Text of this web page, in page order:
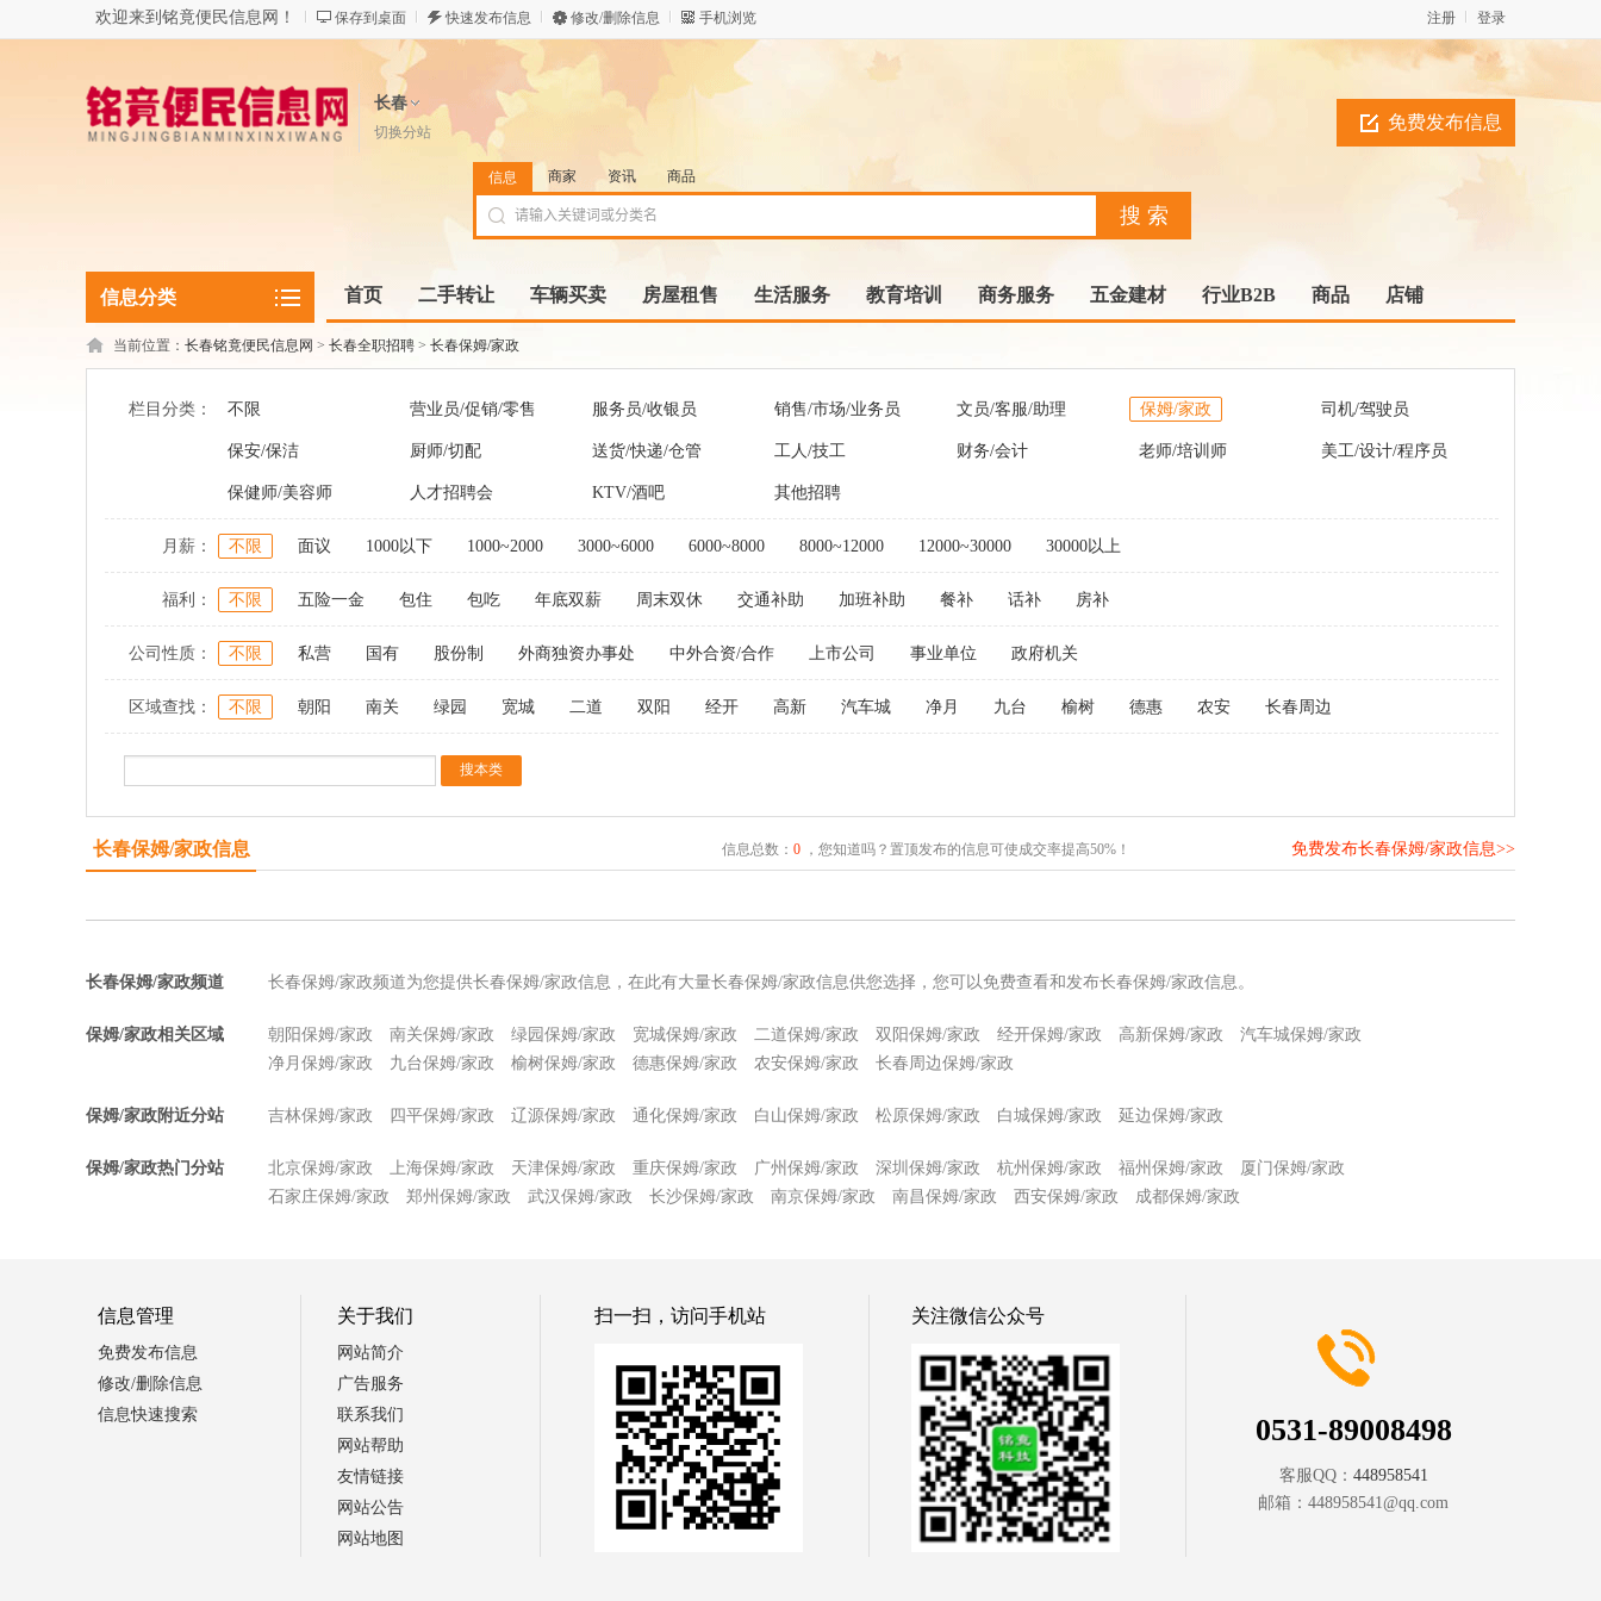
欢迎来到铭竟便民信息网！ 保存到桌面 快速发布信息 修改/删除信息 手机浏览 登录
注册
长春
切换分站 免费发布信息
信息 商家 资讯 商品
信息分类 首页 二手转让 车辆买卖 房屋租售 生活服务 教育培训 商务服务 五金建材 行业B2B 商品 店铺
当前位置： 长春铭竟便民信息网 > 长春全职招聘 > 长春保姆/家政
栏目分类： 不限 营业员/促销/零售 服务员/收银员 销售/市场/业务员 文员/客服/助理 保姆/家政 司机/驾驶员
保安/保洁 厨师/切配 送货/快递/仓管 工人/技工 财务/会计 老师/培训师 美工/设计/程序员
保健师/美容师 人才招聘会 KTV/酒吧 其他招聘
月薪： 不限 面议 1000以下 1000~2000 3000~6000 6000~8000 8000~12000 12000~30000 30000以上
福利： 不限 五险一金 包住 包吃 年底双薪 周末双休 交通补助 加班补助 餐补 话补 房补
公司性质： 不限 私营 国有 股份制 外商独资办事处 中外合资/合作 上市公司 事业单位 政府机关
区域查找： 不限 朝阳 南关 绿园 宽城 二道 双阳 经开 高新 汽车城 净月 九台 榆树 德惠 农安 长春周边
长春保姆/家政信息 信息总数： 0，您知道吗？置顶发布的信息可使成交率提高50%！ 免费发布长春保姆/家政信息>>
长春保姆/家政频道 长春保姆/家政频道为您提供长春保姆/家政信息，在此有大量长春保姆/家政信息供您选择，您可以免费查看和发布长春保姆/家政信息。
保姆/家政相关区域 朝阳保姆/家政 南关保姆/家政 绿园保姆/家政 宽城保姆/家政 二道保姆/家政 双阳保姆/家政 经开保姆/家政 高新保姆/家政
汽车城保姆/家政
净月保姆/家政
九台保姆/家政 榆树保姆/家政 德惠保姆/家政 农安保姆/家政 长春周边保姆/家政
保姆/家政附近分站 吉林保姆/家政 四平保姆/家政 辽源保姆/家政 通化保姆/家政 白山保姆/家政 松原保姆/家政 白城保姆/家政 延边保姆/家政
保姆/家政热门分站 北京保姆/家政 上海保姆/家政 天津保姆/家政 重庆保姆/家政 广州保姆/家政 深圳保姆/家政 杭州保姆/家政 福州保姆/家政
厦门保姆/家政
石家庄保姆/家政
郑州保姆/家政 武汉保姆/家政 长沙保姆/家政 南京保姆/家政 南昌保姆/家政 西安保姆/家政 成都保姆/家政
信息管理
免费发布信息
修改/删除信息
信息快速搜索
关于我们
网站简介
广告服务
联系我们
网站帮助
友情链接
网站公告
网站地图
扫一扫，访问手机站 关注微信公众号
0531-89008498
客服QQ： 448958541
邮箱： 448958541@qq.com